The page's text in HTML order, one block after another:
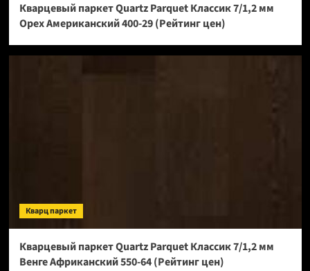
Кварцевый паркет Quartz Parquet Классик 7/1,2 мм
Орех Американский 400-29 (Рейтинг цен)
Кварц паркет
Кварцевый паркет Quartz Parquet Классик 7/1,2 мм
Венге Африканский 550-64 (Рейтинг цен)